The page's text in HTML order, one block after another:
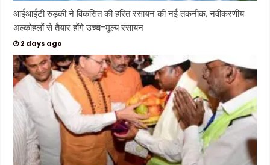
आईआईटी रुड़की ने विकसित की हरित रसायन की नई तकनीक, नवीकरणीय
अल्कोहलों से तैयार होंगे उच्च-मूल्य रसायन
2 days ago